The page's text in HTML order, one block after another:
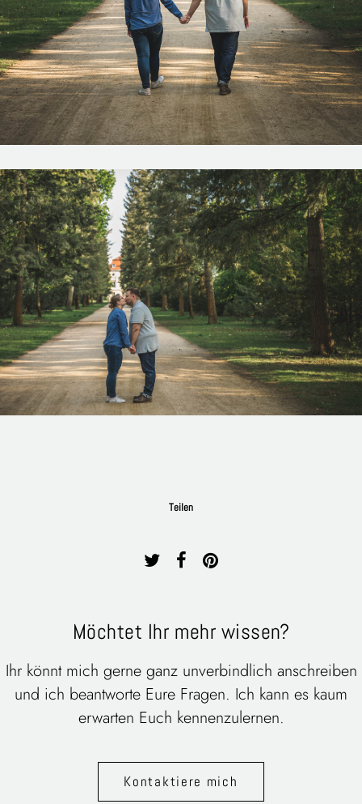
Teilen
Möchtet Ihr mehr wissen?
Ihr könnt mich gerne ganz unverbindlich anschreiben
und ich beantworte Eure Fragen. Ich kann es kaum
erwarten Euch kennenzulernen.
Kontaktiere mich